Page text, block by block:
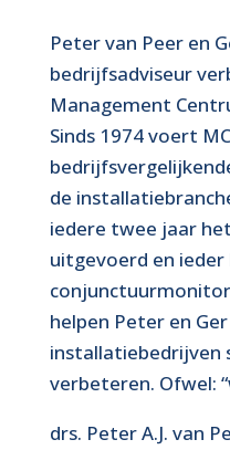
Peter van Peer en
bedrijfsadviseur
Management
Sinds 1974 voert
de
iedere twee jaar
uitgevoerd en
helpen Peter en
installatiebedrijven
verbeteren. Ofwel:
drs. Peter A.J.